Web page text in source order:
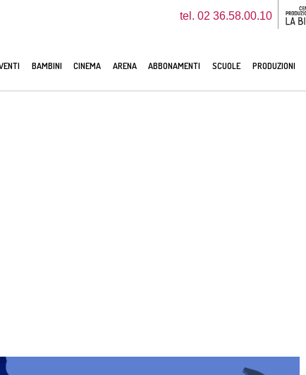
tel. 02 36.58.00.10
BAMBINI CINEMA ARENA ABBONAMENTI SCUOLE PRODUZIONI